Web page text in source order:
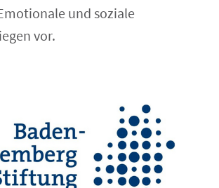
und soziale
vor.